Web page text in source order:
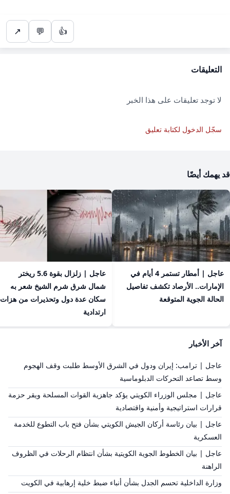
👍
💬
↗
التعليقات
لا توجد تعليقات على هذا الخبر
سجّل الدخول لكتابة تعليق
قد يهمك أيضًا
عاجل | أمطار تستمر 4 أيام في
الإمارات.. الأرصاد تكشف تفاصيل
الحالة الجوية المتوقعة
عاجل | زلزال بقوة 5.6 ريختر
شمال شرق شرم الشيخ شعر به
سكان عدة دول وتحذيرات من هزات
ارتدادية
آخر الأخبار
عاجل | ترامب: إيران ودول في الشرق الأوسط طلبت وقف الهجوم
وسط تصاعد التحركات الدبلوماسية
عاجل | مجلس الوزراء الكويتي يؤكد جاهزية القوات المسلحة ويقر حزمة
قرارات استراتيجية وأمنية واقتصادية
عاجل | بيان رئاسة أركان الجيش الكويتي بشأن فتح باب التطوع للخدمة
العسكرية
عاجل | بيان الخطوط الجوية الكويتية بشأن انتظام الرحلات في الظروف
الراهنة
وزارة الداخلية تحسم الجدل بشأن أنباء ضبط خلية إرهابية في الكويت